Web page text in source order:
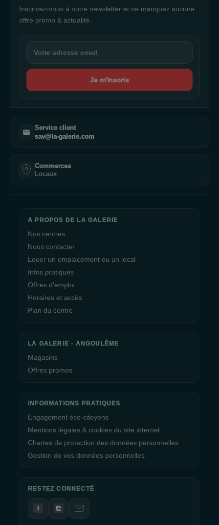
Inscrivez-vous à notre newsletter et ne manquez aucune
offre promo & actualité.
Je m'inscris
Service client
sav@la-galerie.com
Commerces
Locaux
A PROPOS DE LA GALERIE
Nos centres
Nous contacter
Louer un emplacement ou un local
Infos pratiques
Offres d’emploi
Horaires et accès
Plan du centre
LA GALERIE - ANGOULÊME
Magasins
Offres promos
INFORMATIONS PRATIQUES
Engagement éco-citoyens
Mentions légales & cookies du site internet
Chartes de protection des données personnelles
Gestion de vos données personnelles
RESTEZ CONNECTÉ